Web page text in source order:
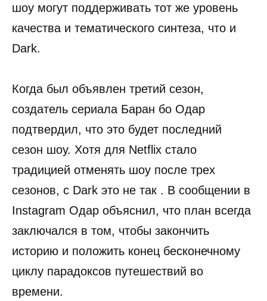
шоу могут поддерживать тот же уровень
качества и тематического синтеза, что и
Dark.
Когда был объявлен третий сезон,
создатель сериала Баран бо Одар
подтвердил, что это будет последний
сезон шоу. Хотя для Netflix стало
традицией отменять шоу после трех
сезонов, с Dark это не так . В сообщении в
Instagram Одар объяснил, что план всегда
заключался в том, чтобы закончить
историю и положить конец бесконечному
циклу парадоксов путешествий во
времени.